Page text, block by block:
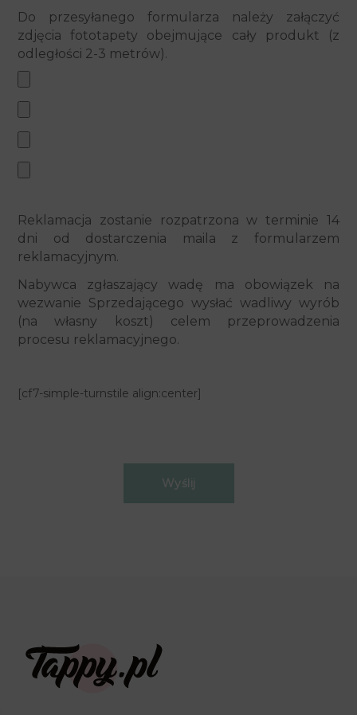
Do przesyłanego formularza należy załączyć
zdjęcia fototapety obejmujące cały produkt (z
odległości 2-3 metrów).
Reklamacja zostanie rozpatrzona w terminie 14
dni od dostarczenia maila z formularzem
reklamacyjnym.
Nabywca zgłaszający wadę ma obowiązek na
wezwanie Sprzedającego wysłać wadliwy wyrób
(na własny koszt) celem przeprowadzenia
procesu reklamacyjnego.
[cf7-simple-turnstile align:center]